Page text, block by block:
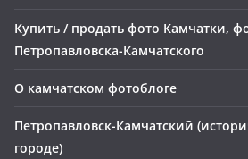
Купить / продать фото Камчатки,
Петропавловска-Камчатского
О камчатском фотоблоге
Петропавловск-Камчатский
городе)